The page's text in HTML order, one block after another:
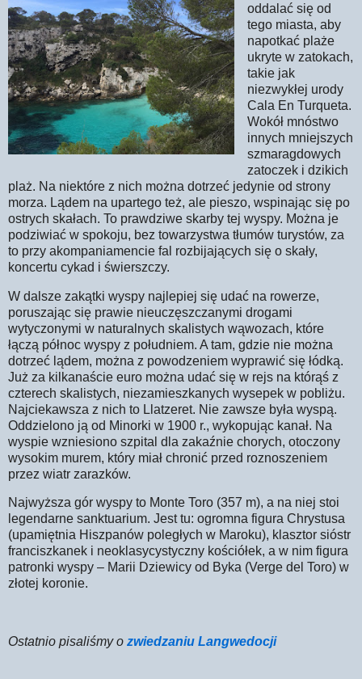
oddalać się od
tego miasta, aby
napotkać plaże
ukryte w zatokach,
takie jak
niezwykłej urody
Cala En Turqueta.
Wokół mnóstwo
innych mniejszych
szmaragdowych
zatoczek i dzikich
plaż. Na niektóre z nich można dotrzeć jedynie od strony
morza. Lądem na upartego też, ale pieszo, wspinając się po
ostrych skałach. To prawdziwe skarby tej wyspy. Można je
podziwiać w spokoju, bez towarzystwa tłumów turystów, za
to przy akompaniamencie fal rozbijających się o skały,
koncertu cykad i świerszczy.
W dalsze zakątki wyspy najlepiej się udać na rowerze,
poruszając się prawie nieuczęszczanymi drogami
wytyczonymi w naturalnych skalistych wąwozach, które
łączą północ wyspy z południem. A tam, gdzie nie można
dotrzeć lądem, można z powodzeniem wyprawić się łódką.
Już za kilkanaście euro można udać się w rejs na którąś z
czterech skalistych, niezamieszkanych wysepek w pobliżu.
Najciekawsza z nich to Llatzeret. Nie zawsze była wyspą.
Oddzielono ją od Minorki w 1900 r., wykopując kanał. Na
wyspie wzniesiono szpital dla zakaźnie chorych, otoczony
wysokim murem, który miał chronić przed roznoszeniem
przez wiatr zarazków.
Najwyższa gór wyspy to Monte Toro (357 m), a na niej stoi
legendarne sanktuarium. Jest tu: ogromna figura Chrystusa
(upamiętnia Hiszpanów poległych w Maroku), klasztor sióstr
franciszkanek i neoklasycystyczny kościółek, a w nim figura
patronki wyspy – Marii Dziewicy od Byka (Verge del Toro) w
złotej koronie.
Ostatnio pisaliśmy o zwiedzaniu Langwedocji